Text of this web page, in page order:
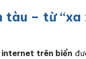
tàu – từ
internet trên biển